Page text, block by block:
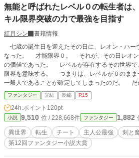
無能と呼ばれたレベル０の転生者は
キル限界突破の力で最強を目指す
紅月シン
書籍情報
七歳の誕生日を迎えたその日に、レオン・ハー
なった。 才能限界０。 それが、その日レオンという少年に下されたその身
の価値であった。 レベルが存在するその世界で、才能限界とはレベルの成長
限界を意味する。 つまりは、レベルが０のま
一般人であることが確定してしまったのだ。 だがそんなことは、レオンには
どうでもいいことでもあった。 その結果として実家の公爵家を追放されたこ
とも。 同日に前世の記憶を思い出したことも。 一つの出会いに比べれば、
全ては些事に過ぎなかったからだ。 その出会いの果てに誓いを立てた少年
は、その世界で役立たずとされているものに目
て、自らのスキルである限界突破。 やがてそのスキルの意味を理解した時、
少年は誓いを果たすため、世界最強を目指すことを
説家になろう様にも投稿しています
ファンタジー 完結 長編 R15
24h.ポイント 120pt
小説 9,510 位 / 228,668件 ファンタジー 1,882
異世界 転生 チート 主人公最強 剣と
第12回ファンタジー小説大賞